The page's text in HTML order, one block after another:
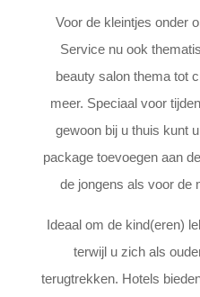
Voor de kleintjes onder
Service nu ook
beauty salon thema tot
meer. Speciaal voor
gewoon bij u thuis kunt
package toevoegen aan
de jongens als voor de
Ideaal om de kind(eren)
terwijl u zich als
terugtrekken. Hotels